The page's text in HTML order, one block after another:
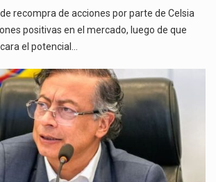
recompra de acciones por parte de Celsia
positivas en el mercado, luego de que
el potencial…